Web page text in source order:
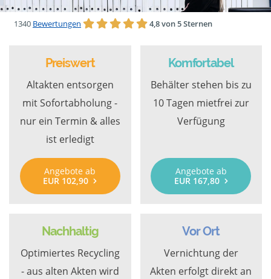
1340 Bewertungen 4,8 von 5 Sternen
Preiswert
Altakten entsorgen
mit Sofortabholung -
nur ein Termin & alles
ist erledigt
Angebote ab
EUR 102,90
Komfortabel
Behälter stehen bis zu
10 Tagen mietfrei zur
Verfügung
Angebote ab
EUR 167,80
Nachhaltig
Optimiertes Recycling
- aus alten Akten wird
Vor Ort
Vernichtung der
Akten erfolgt direkt an